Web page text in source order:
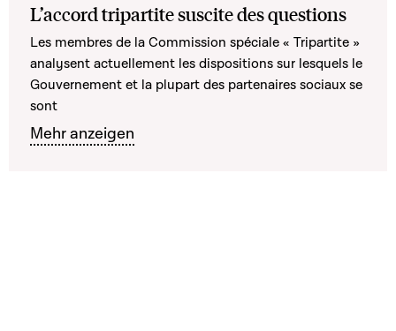
L’accord tripartite suscite des questions
Les membres de la Commission spéciale « Tripartite »
analysent actuellement les dispositions sur lesquels le
Gouvernement et la plupart des partenaires sociaux se
sont
Mehr anzeigen